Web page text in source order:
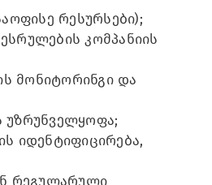
რესურსები);
კომპანიის
მონიტორინგი და
უზრუნველყოფა;
იდენტიფიცირება,